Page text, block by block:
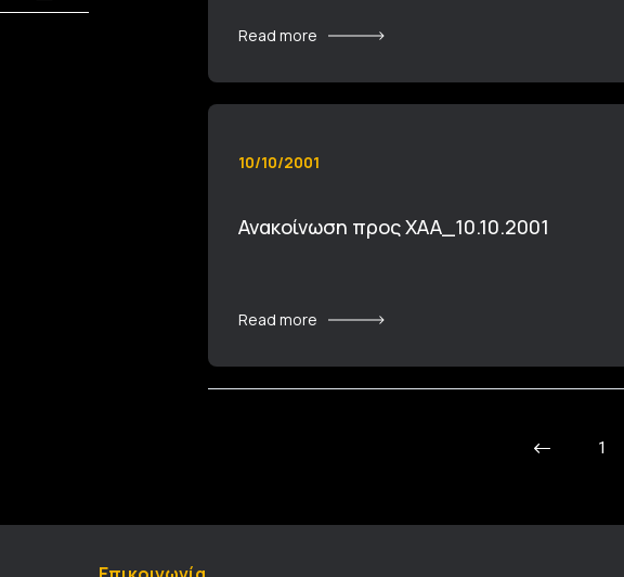
Read more
10/10/2001
Ανακοίνωση προς ΧΑΑ_10.10.2001
Read more
1